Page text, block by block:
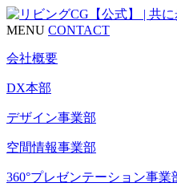
MENU CONTACT
会社概要
DX本部
デザイン事業部
空間情報事業部
360°プレゼンテーション事業